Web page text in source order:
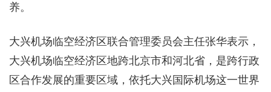
养。
大兴机场临空经济区联合管理委员会主任张华表示，
大兴机场临空经济区地跨北京市和河北省，是跨行政
区合作发展的重要区域，依托大兴国际机场这一世界